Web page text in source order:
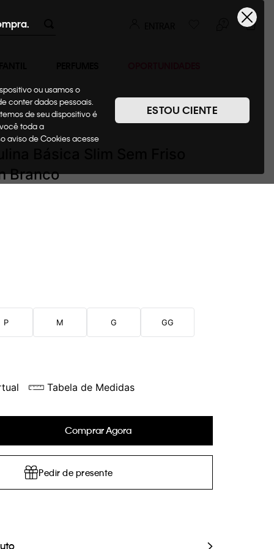
ou usamos o
conter dados pessoais.
de seu dispositivo é
toda a
aviso de Cookies acesse
ESTOU CIENTE
Branco
P M G GG
Tabela de Medidas
Comprar Agora
Pedir de presente